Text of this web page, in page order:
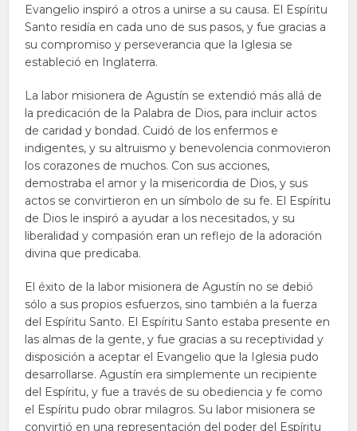
Evangelio inspiró a otros a unirse a su causa. El Espíritu
Santo residía en cada uno de sus pasos, y fue gracias a
su compromiso y perseverancia que la Iglesia se
estableció en Inglaterra.
La labor misionera de Agustín se extendió más allá de
la predicación de la Palabra de Dios, para incluir actos
de caridad y bondad. Cuidó de los enfermos e
indigentes, y su altruismo y benevolencia conmovieron
los corazones de muchos. Con sus acciones,
demostraba el amor y la misericordia de Dios, y sus
actos se convirtieron en un símbolo de su fe. El Espíritu
de Dios le inspiró a ayudar a los necesitados, y su
liberalidad y compasión eran un reflejo de la adoración
divina que predicaba.
El éxito de la labor misionera de Agustín no se debió
sólo a sus propios esfuerzos, sino también a la fuerza
del Espíritu Santo. El Espíritu Santo estaba presente en
las almas de la gente, y fue gracias a su receptividad y
disposición a aceptar el Evangelio que la Iglesia pudo
desarrollarse. Agustín era simplemente un recipiente
del Espíritu, y fue a través de su obediencia y fe como
el Espíritu pudo obrar milagros. Su labor misionera se
convirtió en una representación del poder del Espíritu